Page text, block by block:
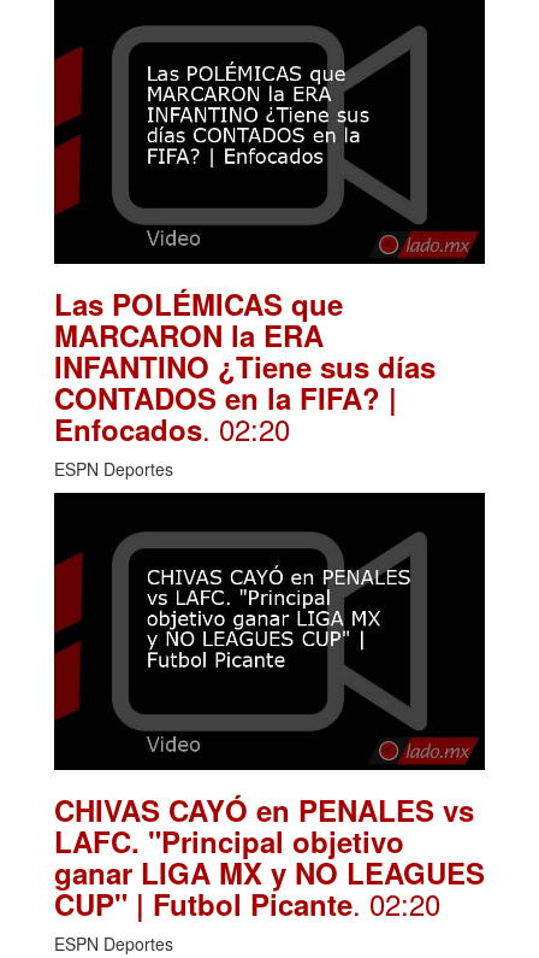
Las POLÉMICAS que
MARCARON la ERA
INFANTINO ¿Tiene sus días
CONTADOS en la FIFA? |
Enfocados. 02:20
ESPN Deportes
CHIVAS CAYÓ en PENALES vs
LAFC. "Principal objetivo
ganar LIGA MX y NO LEAGUES
CUP" | Futbol Picante. 02:20
ESPN Deportes